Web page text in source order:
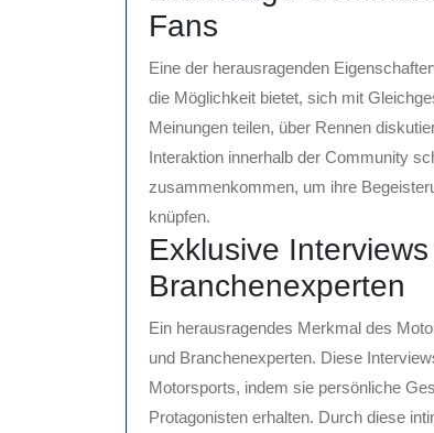
Fans
Eine der herausragenden
die Möglichkeit bietet, sich mit
Meinungen teilen, über Rennen
Interaktion innerhalb der Community
zusammenkommen, um ihre
knüpfen.
Exklusive
Branchenexperten
Ein herausragendes Merkmal des
und Branchenexperten. Diese
Motorsports, indem sie persönliche
Protagonisten erhalten. Durch diese